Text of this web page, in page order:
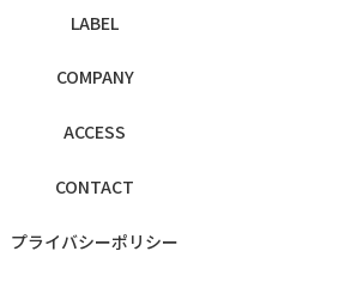
LABEL
COMPANY
ACCESS
CONTACT
プライバシーポリシー